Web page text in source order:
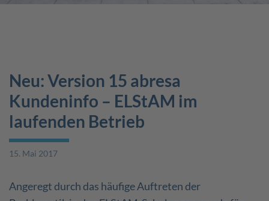
Neu: Version 15 abresa
Kundeninfo – ELStAM im
laufenden Betrieb
15. Mai 2017
Angeregt durch das häufige Auftreten der